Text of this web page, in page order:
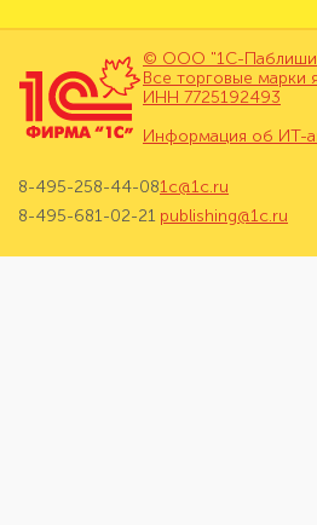
© ООО "1С-
Все торговые марки
ИНН 7725192493
Информация об ИТ-
8-495-258-44-08
8-495-681-02-21
1c@1c.ru
publishing@1c.ru